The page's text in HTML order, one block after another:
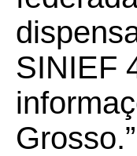
SINIEF
Grosso.”